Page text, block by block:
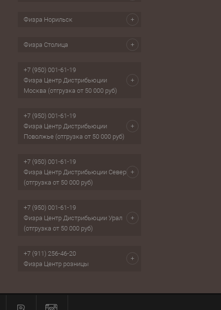
Физра Норильск
Физра Столица
+7 (950) 001-61-19
Физра Центр Дистрибьюции
Москва (отгрузка от 50 000 руб)
+7 (950) 001-61-19
Физра Центр Дистрибьюции
Поволжье (отгрузка от 50 000 руб)
+7 (950) 001-61-19
Физра Центр Дистрибьюции Север
(отгрузка от 50 000 руб)
+7 (950) 001-61-19
Физра Центр Дистрибьюции Урал
(отгрузка от 50 000 руб)
+7 (911) 256-46-20
Физра Центр розницы